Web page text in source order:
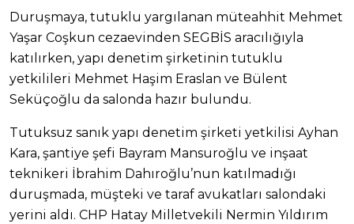
Duruşmaya, tutuklu yargılanan müteahhit Mehmet
Yaşar Coşkun cezaevinden SEGBİS aracılığıyla
katılırken, yapı denetim şirketinin tutuklu
yetkilileri Mehmet Haşim Eraslan ve Bülent
Seküçoğlu da salonda hazır bulundu.
Tutuksuz sanık yapı denetim şirketi yetkilisi Ayhan
Kara, şantiye şefi Bayram Mansuroğlu ve inşaat
teknikeri İbrahim Dahıroğlu’nun katılmadığı
duruşmada, müşteki ve taraf avukatları salondaki
yerini aldı. CHP Hatay Milletvekili Nermin Yıldırım